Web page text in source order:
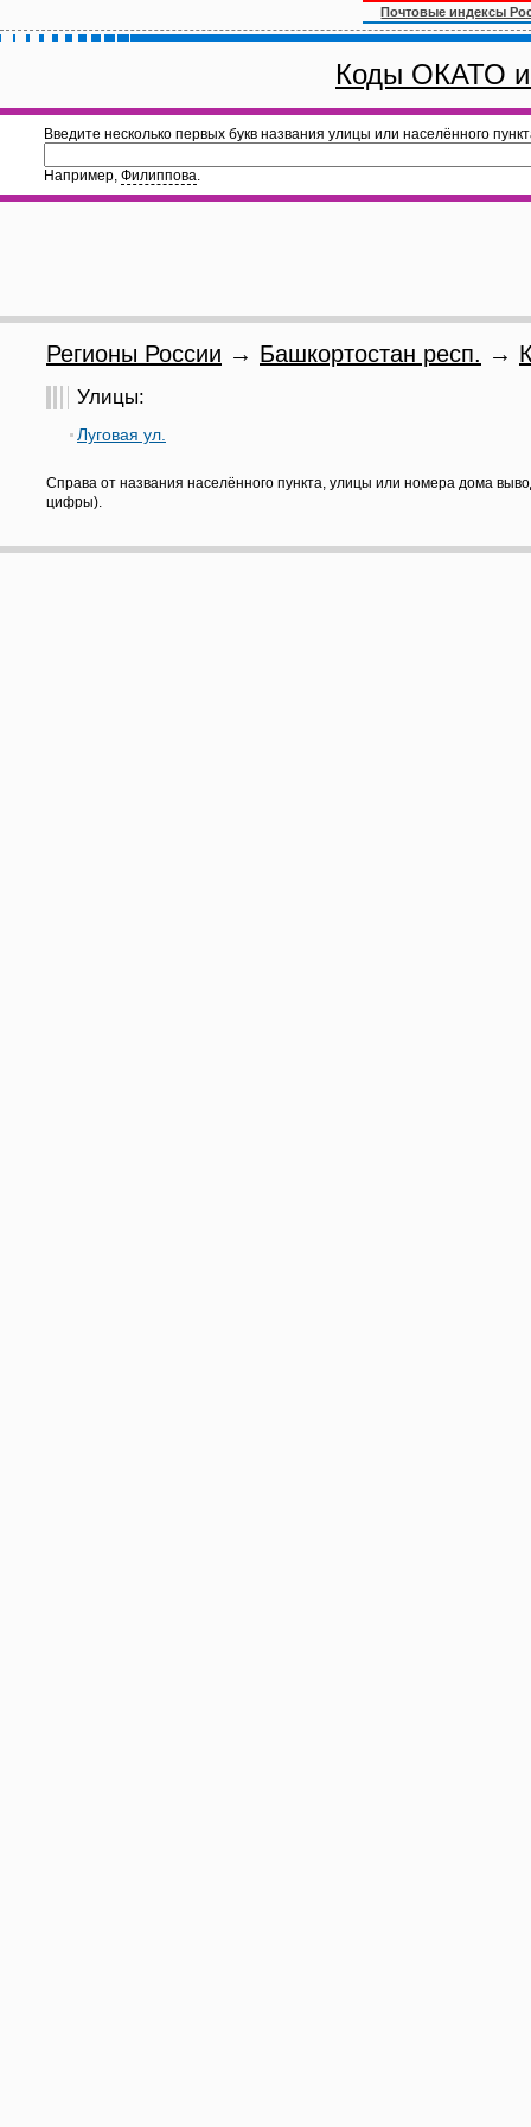
Почтовые индексы
Коды ОКАТО
Введите несколько первых букв названия улицы или населённого
Например, Филиппова.
Регионы России → Башкортостан респ. →
Улицы:
Луговая ул.
Справа от названия населённого пункта, улицы или номера дома
цифры).